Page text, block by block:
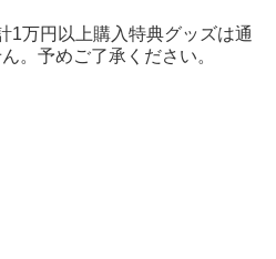
1万円以上購入特典グッズは通
。予めご了承ください。